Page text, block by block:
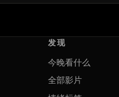
发现
今晚看什么
全部影片